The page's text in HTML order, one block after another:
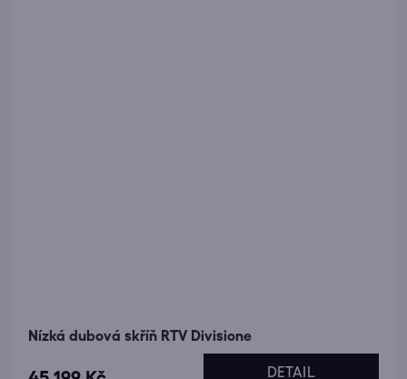
Nízká dubová skříň RTV Divisione
DETAIL